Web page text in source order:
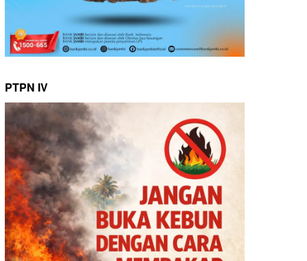
PTPN IV